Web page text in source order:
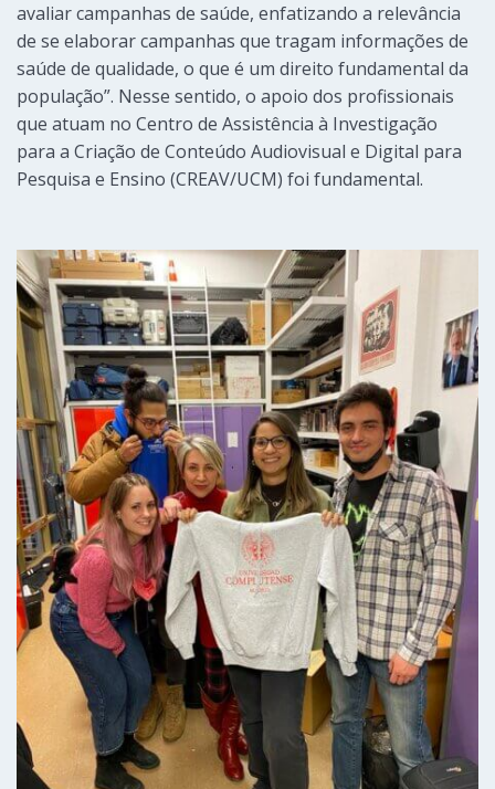
avaliar campanhas de saúde, enfatizando a relevância
de se elaborar campanhas que tragam informações de
saúde de qualidade, o que é um direito fundamental da
população”. Nesse sentido, o apoio dos profissionais
que atuam no Centro de Assistência à Investigação
para a Criação de Conteúdo Audiovisual e Digital para
Pesquisa e Ensino (CREAV/UCM) foi fundamental.